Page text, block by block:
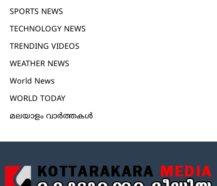
SPORTS NEWS
TECHNOLOGY NEWS
TRENDING VIDEOS
WEATHER NEWS
World News
WORLD TODAY
മലയാളം വാർത്തകൾ